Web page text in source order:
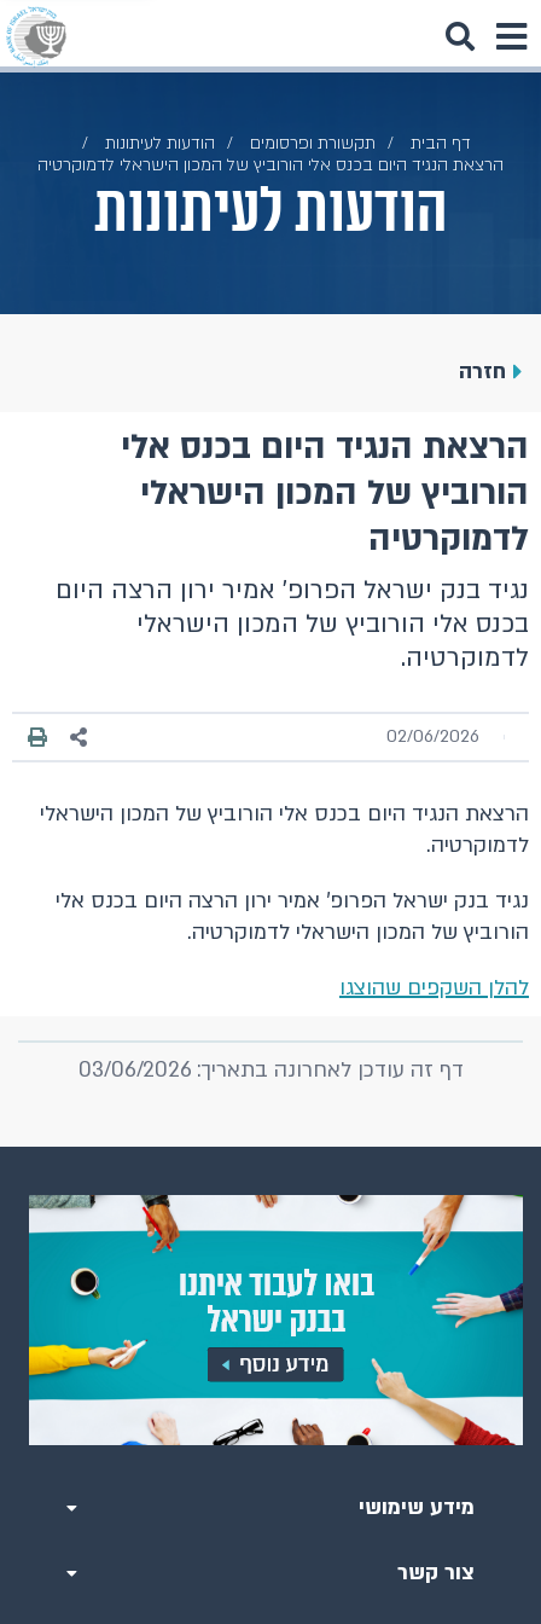
דף הבית תקשורת ופרסומים
הודעות לעיתונות
הרצאת הנגיד היום בכנס אלי הורוביץ של המכון הישראלי לדמוקרטיה
הודעות לעיתונות
חזרה
הרצאת הנגיד היום בכנס אלי
הורוביץ של המכון הישראלי
לדמוקרטיה
נגיד בנק ישראל הפרופ' אמיר ירון הרצה היום
בכנס אלי הורוביץ של המכון הישראלי
לדמוקרטיה.
02/06/2026
הרצאת הנגיד היום בכנס אלי הורוביץ של המכון הישראלי
לדמוקרטיה.
נגיד בנק ישראל הפרופ' אמיר ירון הרצה היום בכנס אלי
הורוביץ של המכון הישראלי לדמוקרטיה.
להלן השקפים שהוצגו
דף זה עודכן לאחרונה בתאריך: 03/06/2026
מידע שימושי
צור קשר